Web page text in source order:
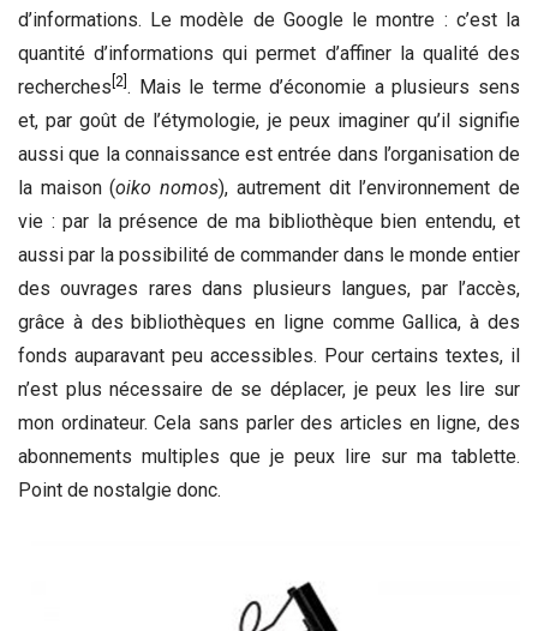
d’informations. Le modèle de Google le montre : c’est la
quantité d’informations qui permet d’affiner la qualité des
recherches [2] . Mais le terme d’économie a plusieurs sens
et, par goût de l’étymologie, je peux imaginer qu’il signifie
aussi que la connaissance est entrée dans l’organisation de
la maison (oiko nomos), autrement dit l’environnement de
vie : par la présence de ma bibliothèque bien entendu, et
aussi par la possibilité de commander dans le monde entier
des ouvrages rares dans plusieurs langues, par l’accès,
grâce à des bibliothèques en ligne comme Gallica, à des
fonds auparavant peu accessibles. Pour certains textes, il
n’est plus nécessaire de se déplacer, je peux les lire sur
mon ordinateur. Cela sans parler des articles en ligne, des
abonnements multiples que je peux lire sur ma tablette.
Point de nostalgie donc.